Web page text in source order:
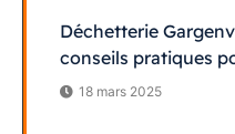
Déchetterie
conseils pratiques
18 mars 2025